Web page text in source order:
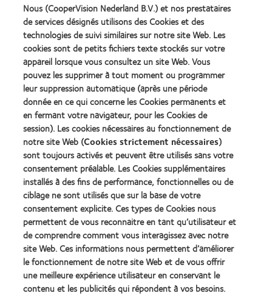
Learn
more
about
Récompense
Silmo
d’Or
du
meilleur
produit
pour
MyDay™
(2013)
Learn
more
about
Contact
Lens
Product
of
the
Year
(2013)
Learn
more
about
2012
&
2010
Best
Companies
for
Leaders
(2012)
Learn
more
about
2011
Best
Factory
Awards
(2011)
Learn
more
about
ODMA
2011
(2011)
Learn
more
about
2012
REBRAND
100®
Global
Award
(2012)
Nos produits
Nous (CooperVision Nederland B.V.) et nos prestataires
de services désignés utilisons des Cookies et des
technologies de suivi similaires sur notre site Web. Les
cookies sont de petits fichiers texte stockés sur votre
appareil lorsque vous consultez un site Web. Vous
pouvez les supprimer à tout moment ou programmer
leur suppression automatique (après une période
donnée en ce qui concerne les Cookies permanents et
en fermant votre navigateur, pour les Cookies de
session). Les cookies nécessaires au fonctionnement de
notre site Web (Cookies strictement nécessaires)
sont toujours activés et peuvent être utilisés sans votre
consentement préalable. Les Cookies supplémentaires
installés à des fins de performance, fonctionnelles ou de
ciblage ne sont utilisés que sur la base de votre
consentement explicite. Ces types de Cookies nous
permettent de vous reconnaitre en tant qu’utilisateur et
de comprendre comment vous interagissez avec notre
site Web. Ces informations nous permettent d’améliorer
le fonctionnement de notre site Web et de vous offrir
une meilleure expérience utilisateur en conservant le
contenu et les publicités qui répondent à vos besoins.